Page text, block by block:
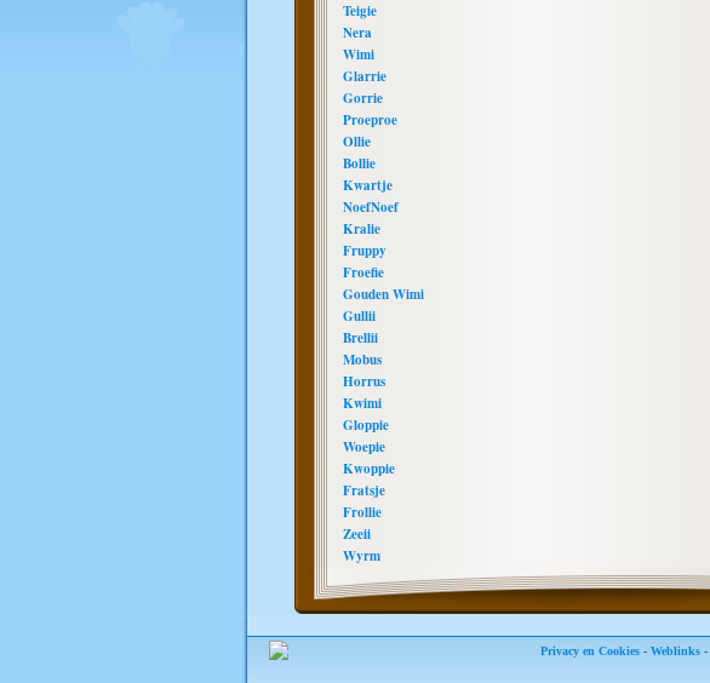
Teigie
Nera
Wimi
Glarrie
Gorrie
Proeproe
Ollie
Bollie
Kwartje
NoefNoef
Kralie
Fruppy
Froefie
Gouden Wimi
Gullii
Brellii
Mobus
Horrus
Kwimi
Gloppie
Woepie
Kwoppie
Fratsje
Frollie
Zeeii
Wyrm
Privacy en Cookies- Weblinks-